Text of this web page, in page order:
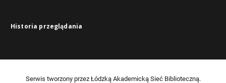
Historia przeglądania
Serwis tworzony przez Łódzką Akademicką Sieć Biblioteczną.